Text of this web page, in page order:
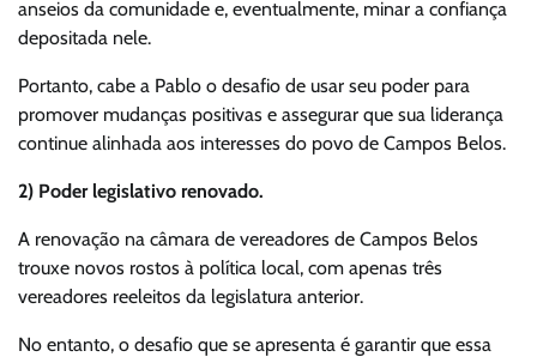
anseios da comunidade e, eventualmente, minar a confiança
depositada nele.
Portanto, cabe a Pablo o desafio de usar seu poder para
promover mudanças positivas e assegurar que sua liderança
continue alinhada aos interesses do povo de Campos Belos.
2) Poder legislativo renovado.
A renovação na câmara de vereadores de Campos Belos
trouxe novos rostos à política local, com apenas três
vereadores reeleitos da legislatura anterior.
No entanto, o desafio que se apresenta é garantir que essa